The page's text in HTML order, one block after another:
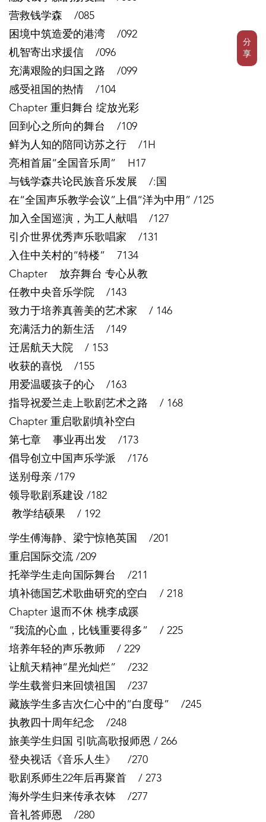
分
享
营救钱学森 /085
困境中筑造爱的港湾 /092
机智寄出求援信 /096
充满艰险的归国之路 /099
感受祖国的热情 /104
Chapter 重归舞台 绽放光彩
回到心之所向的舞台 /109
鲜为人知的陪同访苏之行 /1H
亮相首届“全国音乐周” H17
与钱学森共论民族音乐发展 /:国
在“全国声乐教学会议”上倡“洋为中用” /125
加入全国巡演，为工人献唱 /127
引介世界优秀声乐歌唱家 /131
入住中关村的“特楼” 7134
Chapter 放弃舞台 专心从教
任教中央音乐学院 /143
致力于培养真善美的艺术家 / 146
充满活力的新生活 /149
迁居航天大院 / 153
收获的喜悦 /155
用爱温暖孩子的心 /163
指导祝爱兰走上歌剧艺术之路 / 168
Chapter 重启歌剧填补空白
第七章 事业再出发 /173
倡导创立中国声乐学派 /176
送别母亲 /179
领导歌剧系建设 /182
教学结硕果 / 192
学生傅海静、梁宁惊艳英国 /201
重启国际交流 /209
托举学生走向国际舞台 /211
填补德国艺术歌曲研究的空白 / 218
Chapter 退而不休 桃李成蹊
“我流的心血，比钱重要得多” / 225
培养年轻的声乐教师 / 229
让航天精神“星光灿烂” /232
学生载誉归来回馈祖国 /237
藏族学生多吉次仁心中的“白度母” /245
执教四十周年纪念 /248
旅美学生归国 引吭高歌报师恩 / 266
登央视话《音乐人生》 /270
歌剧系师生22年后再聚首 / 273
海外学生归来传承衣钵 /277
音礼答师恩 /280